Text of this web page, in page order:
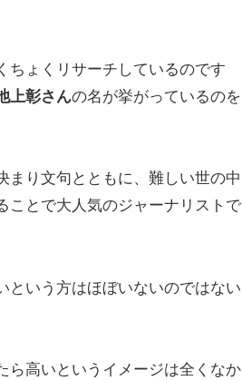
ちょくリサーチしているのです
上彰さんの名が挙がっているのを
まり文句とともに、難しい世の中
ことで大人気のジャーナリストで
という方はほぼいないのではない
ら高いというイメージは全くなか